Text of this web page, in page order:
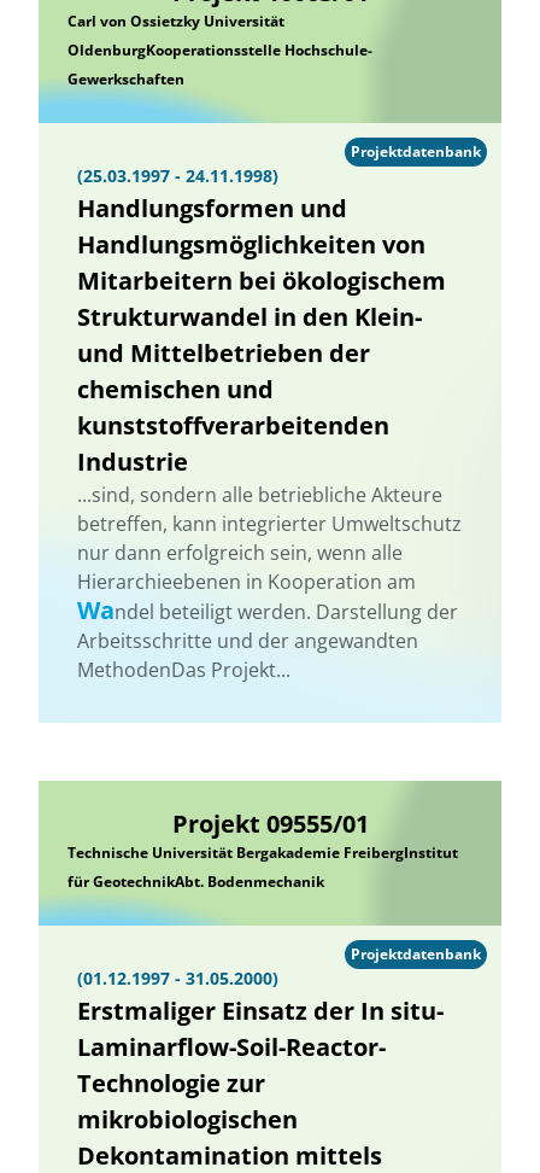
Carl von Ossietzky Universität
OldenburgKooperationsstelle Hochschule-
Gewerkschaften
(25.03.1997 - 24.11.1998)
Handlungsformen und
Handlungsmöglichkeiten von
Mitarbeitern bei ökologischem
Strukturwandel in den Klein-
und Mittelbetrieben der
chemischen und
kunststoffverarbeitenden
Industrie
...sind, sondern alle betriebliche Akteure
betreffen, kann integrierter Umweltschutz
nur dann erfolgreich sein, wenn alle
Hierarchieebenen in Kooperation am
Wandel beteiligt werden. Darstellung der
Arbeitsschritte und der angewandten
MethodenDas Projekt...
Projektdatenbank
Projekt 09555/01
Technische Universität Bergakademie FreibergInstitut
für GeotechnikAbt. Bodenmechanik
(01.12.1997 - 31.05.2000)
Erstmaliger Einsatz der In situ-
Laminarflow-Soil-Reactor-
Technologie zur
mikrobiologischen
Dekontamination mittels
Projektdatenbank